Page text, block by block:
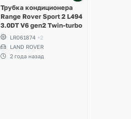
Трубка кондиционера
Range Rover Sport 2 L494
3.0DT V6 gen2 Twin-turbo
LR061874 +2
LAND ROVER
2 года назад